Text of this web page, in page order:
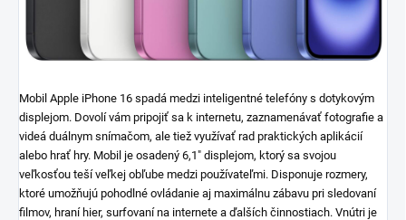
Mobil Apple iPhone 16 spadá medzi inteligentné telefóny s dotykovým
displejom. Dovolí vám pripojiť sa k internetu, zaznamenávať fotografie a
videá duálnym snímačom, ale tiež využívať rad praktických aplikácií
alebo hrať hry. Mobil je osadený 6,1" displejom, ktorý sa svojou
veľkosťou teší veľkej obľube medzi používateľmi. Disponuje rozmery,
ktoré umožňujú pohodlné ovládanie aj maximálnu zábavu pri sledovaní
filmov, hraní hier, surfovaní na internete a ďalších činnostiach. Vnútri je